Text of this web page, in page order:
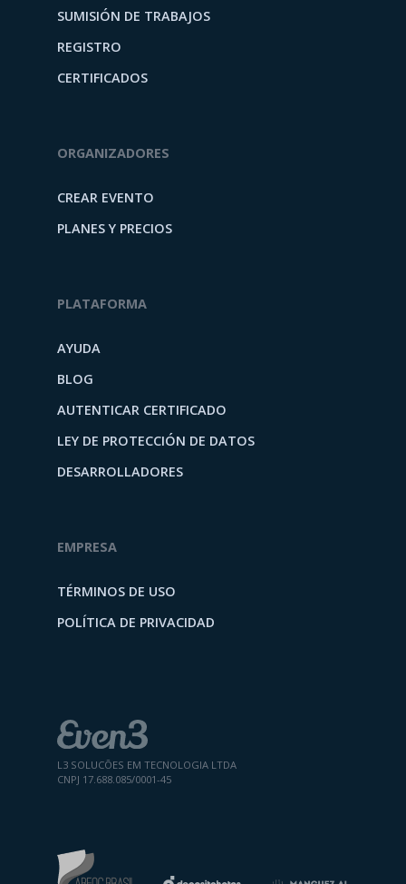
SUMISIÓN DE TRABAJOS
REGISTRO
CERTIFICADOS
ORGANIZADORES
CREAR EVENTO
PLANES Y PRECIOS
PLATAFORMA
AYUDA
BLOG
AUTENTICAR CERTIFICADO
LEY DE PROTECCIÓN DE DATOS
DESARROLLADORES
EMPRESA
TÉRMINOS DE USO
POLÍTICA DE PRIVACIDAD
L3 SOLUCÕES EM TECNOLOGIA LTDA
CNPJ 17.688.085/0001-45